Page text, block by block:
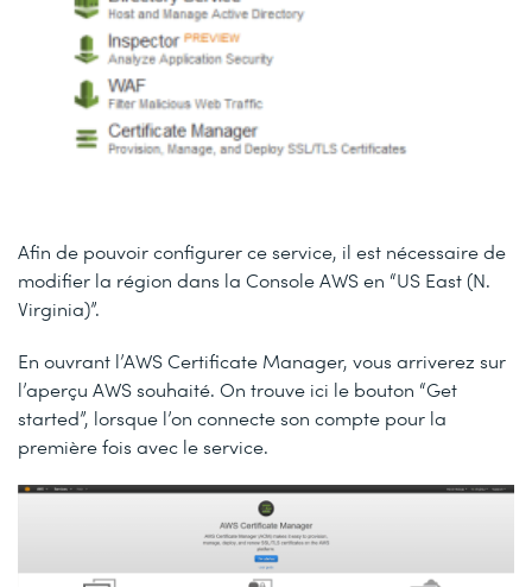
Afin de pouvoir configurer ce service, il est nécessaire de
modifier la région dans la Console AWS en “US East (N.
Virginia)”.
En ouvrant l’AWS Certificate Manager, vous arriverez sur
l’aperçu AWS souhaité. On trouve ici le bouton “Get
started”, lorsque l’on connecte son compte pour la
première fois avec le service.